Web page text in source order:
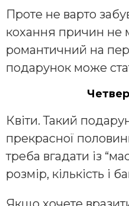
Проте не варто
кохання причин не
романтичний на
подарунок може
Квіти. Такий
прекрасної
треба вгадати із
розмір, кількість і